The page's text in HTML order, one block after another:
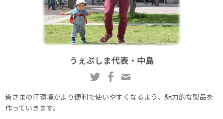
うぇぶしま代表・中島
皆さまのIT環境がより便利で使いやすくなるよう、魅力的な製品を
作っていきます。